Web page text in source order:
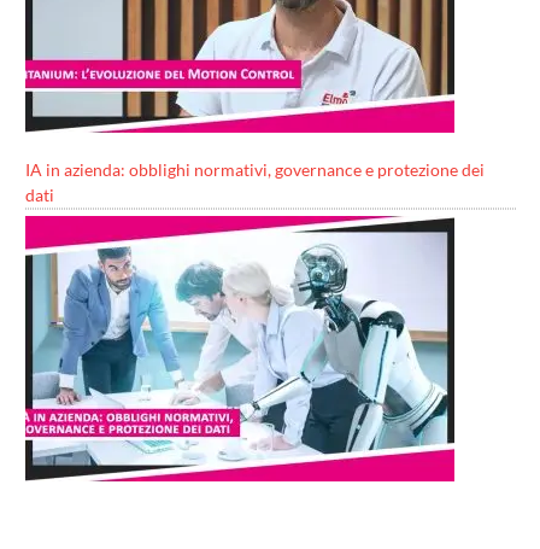
IA in azienda: obblighi normativi, governance e protezione dei
dati